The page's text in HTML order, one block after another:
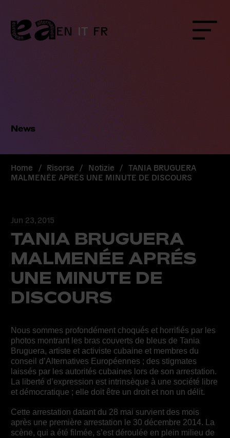
Skip
to
content
EN IT FR Menu
News
Home / Risorse / Notizie / TANIA BRUGUERA
MALMENÉE APRÉS UNE MINUTE DE DISCOURS
Jun 23, 2015
TANIA BRUGUERA
MALMENÉE APRÉS
UNE MINUTE DE
DISCOURS
Nous sommes profondément choqués et horrifiés par les
photos montrant les bras couverts de bleus de Tania
Bruguera, artiste et activiste cubaine et membres du
conseil d’Alternatives Européennes ; des stigmates
laissés par les autorités cubaines lors de son arrestation.
La liberté d’expression est intrinsèque à une société libre
et démocratique ; elle doit être un droit et non un délit.
Cette arrestation datant du 28 mai survient des mois
après une première arrestation le 30 décembre 2014. La
scène, qui a été filmée, s’est déroulée en plein milieu de